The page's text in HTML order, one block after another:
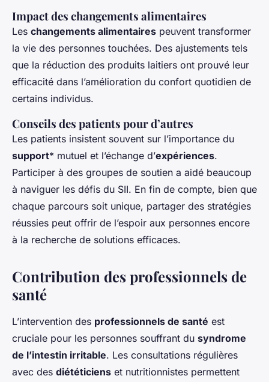
Impact des changements alimentaires
Les changements alimentaires peuvent transformer
la vie des personnes touchées. Des ajustements tels
que la réduction des produits laitiers ont prouvé leur
efficacité dans l’amélioration du confort quotidien de
certains individus.
Conseils des patients pour d’autres
Les patients insistent souvent sur l’importance du
support* mutuel et l’échange d’expériences.
Participer à des groupes de soutien a aidé beaucoup
à naviguer les défis du SII. En fin de compte, bien que
chaque parcours soit unique, partager des stratégies
réussies peut offrir de l’espoir aux personnes encore
à la recherche de solutions efficaces.
Contribution des professionnels de
santé
L’intervention des professionnels de santé est
cruciale pour les personnes souffrant du syndrome
de l’intestin irritable. Les consultations régulières
avec des diététiciens et nutritionnistes permettent